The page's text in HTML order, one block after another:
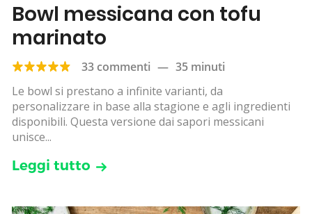
Bowl messicana con tofu
marinato
33 commenti — 35 minuti
Le bowl si prestano a infinite varianti, da
personalizzare in base alla stagione e agli ingredienti
disponibili. Questa versione dai sapori messicani
unisce...
Leggi tutto